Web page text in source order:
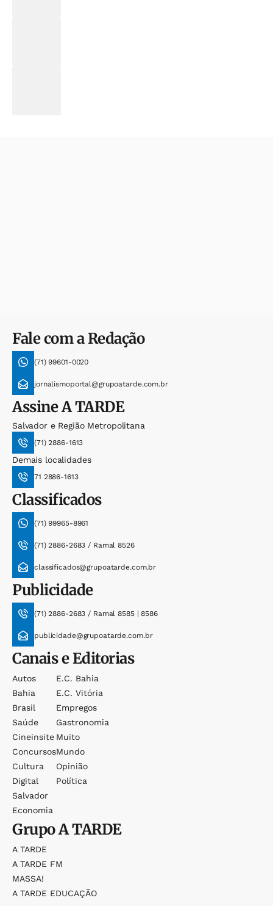
Fale com a Redação
(71) 99601-0020
jornalismoportal@grupoatarde.com.br
AssineA TARDE
Salvador e Região Metropolitana
(71) 2886-1613
Demais localidades
71 2886-1613
Classificados
(71) 99965-8961
(71) 2886-2683 / Ramal 8526
classificados@grupoatarde.com.br
Publicidade
(71) 2886-2683 / Ramal 8585 | 8586
publicidade@grupoatarde.com.br
Canais e Editorias
Autos
Bahia
Brasil
Saúde
Cineinsite
Concursos
Cultura
Digital
Salvador
Economia
E.c. Bahia
E.c. Vitória
Empregos
Gastronomia
Muito
Mundo
Opinião
Política
GrupoA TARDE
A TARDE
A TARDE FM
MASSA!
A TARDE EDUCAÇÃO